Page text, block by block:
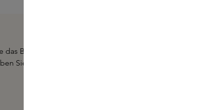
Budget zu sprengen. Brauchen Sie noch Hilfe bei der
Sie Ihr Lieblings